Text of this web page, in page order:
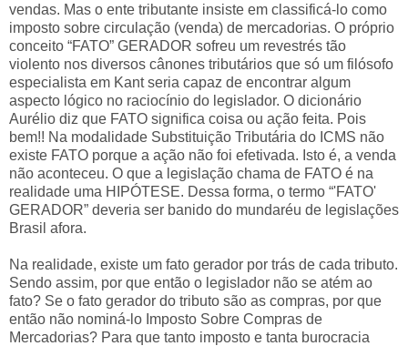
vendas. Mas o ente tributante insiste em classificá-lo como
imposto sobre circulação (venda) de mercadorias. O próprio
conceito “FATO” GERADOR sofreu um revestrés tão
violento nos diversos cânones tributários que só um filósofo
especialista em Kant seria capaz de encontrar algum
aspecto lógico no raciocínio do legislador. O dicionário
Aurélio diz que FATO significa coisa ou ação feita. Pois
bem!! Na modalidade Substituição Tributária do ICMS não
existe FATO porque a ação não foi efetivada. Isto é, a venda
não aconteceu. O que a legislação chama de FATO é na
realidade uma HIPÓTESE. Dessa forma, o termo “'FATO'
GERADOR” deveria ser banido do mundaréu de legislações
Brasil afora.
Na realidade, existe um fato gerador por trás de cada tributo.
Sendo assim, por que então o legislador não se atém ao
fato? Se o fato gerador do tributo são as compras, por que
então não nominá-lo Imposto Sobre Compras de
Mercadorias? Para que tanto imposto e tanta burocracia